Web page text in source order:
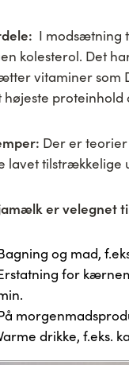
I modsætning
kolesterol. Det
vitaminer som
højeste
Der er
lavet tilstrækkelige
er velegnet
og mad,
for
drikke, f.eks.